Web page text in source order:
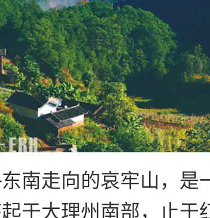
南走向的哀牢山，是
于大理州南部，止于